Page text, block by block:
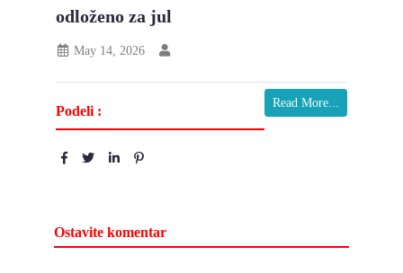
odloženo za jul
May 14, 2026
Read More...
Podeli :
Ostavite komentar